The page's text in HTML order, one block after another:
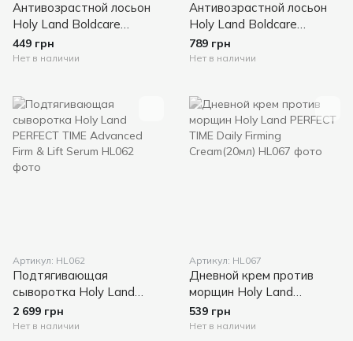
Антивозрастной лосьон
Holy Land Boldcare
Starting Lotion 30мл (на
разлив )
449 грн
Нет в наличии
Антивозрастной лосьон
Holy Land Boldcare
Starting Lotion 50мл (на
разлив)
789 грн
Нет в наличии
Артикул: HL062
Подтягивающая
сыворотка Holy Land
PERFECT TIME Advanced
Firm & Lift Serum
2 699 грн
Нет в наличии
Артикул: HL067
Дневной крем против
морщин Holy Land
PERFECT TIME Daily
Firming Cream(20мл)
539 грн
Нет в наличии